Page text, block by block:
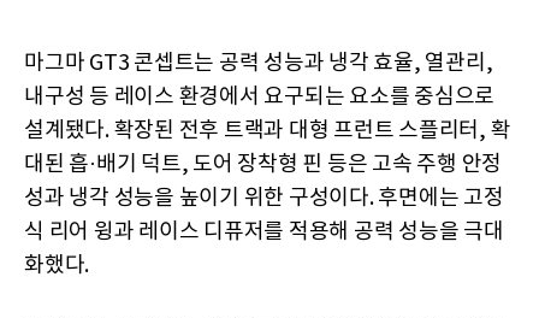
마그마 GT3 콘셉트는 공력 성능과 냉각 효율, 열관리,
내구성 등 레이스 환경에서 요구되는 요소를 중심으로
설계됐다. 확장된 전후 트랙과 대형 프런트 스플리터, 확
대된 흡·배기 덕트, 도어 장착형 핀 등은 고속 주행 안정
성과 냉각 성능을 높이기 위한 구성이다. 후면에는 고정
식 리어 윙과 레이스 디퓨저를 적용해 공력 성능을 극대
화했다.